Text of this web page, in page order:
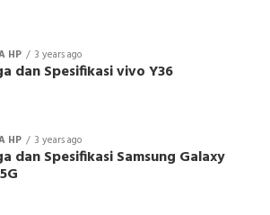
HP 3 years ago
dan Spesifikasi vivo Y36
HP 3 years ago
dan Spesifikasi Samsung Galaxy